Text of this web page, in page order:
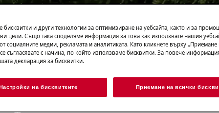
за Информация за
бисквитки и други технологии за оптимизиране на уебсайта, както и за
цели. Също така споделяме информация за това как използвате нашия
социалните медии, рекламата и аналитиката. Като кликнете върху „Приемане
съгласявате с начина, по който използваме бисквитки. За повече
декларация за бисквитки.
на бисквитките Приемане на всички